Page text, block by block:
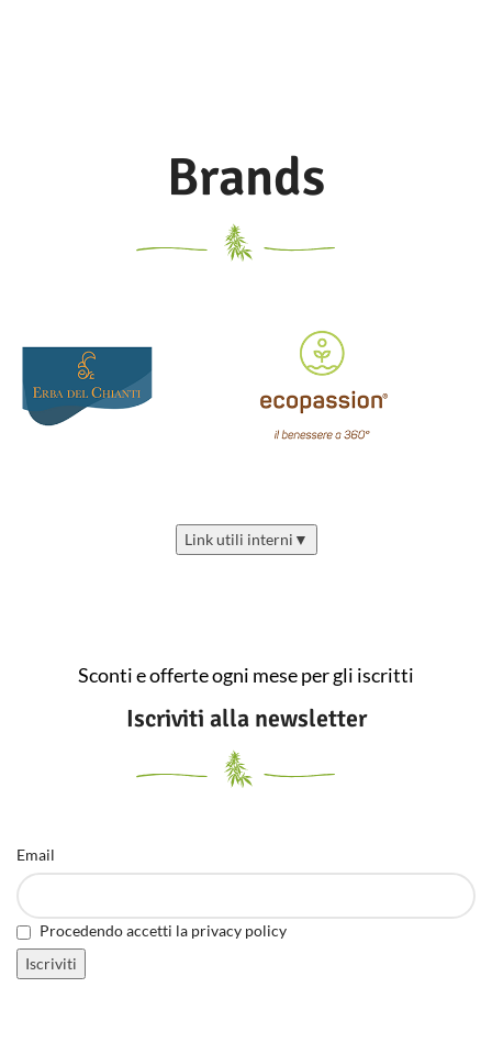
Brands
Link utili interni ▼
Sconti e offerte ogni mese per gli iscritti
Iscriviti alla newsletter
Email
Procedendo accetti la privacy policy